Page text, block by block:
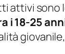
attivi sono
i 18-25